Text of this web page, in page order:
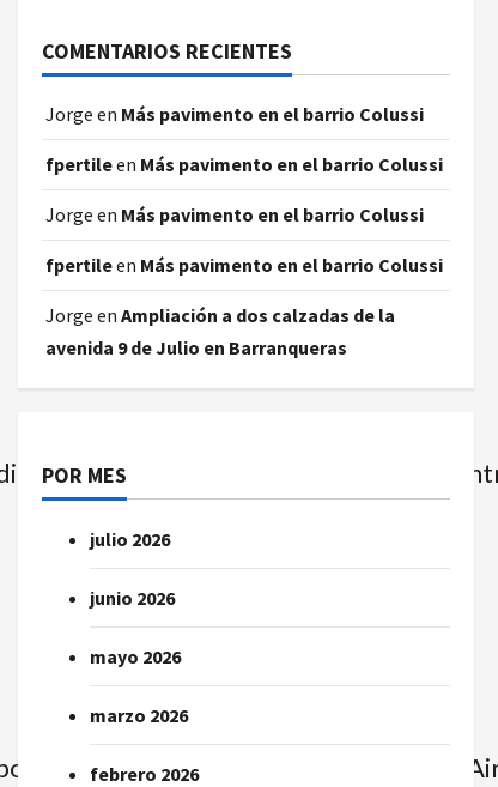
COMENTARIOS RECIENTES
Jorge en Más pavimento en el barrio Colussi
fpertileen Más pavimento en el barrio Colussi
Jorge en Más pavimento en el barrio Colussi
fpertileen Más pavimento en el barrio Colussi
Jorge en Ampliación a dos calzadas de la
avenida 9 de Julio en Barranqueras
POR MES
julio 2026
junio 2026
mayo 2026
marzo 2026
febrero 2026